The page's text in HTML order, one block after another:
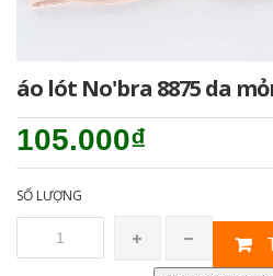
áo lót No'bra 8875 da
105.000₫
SỐ LƯỢNG